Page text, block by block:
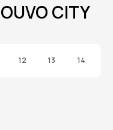
CITY
12 13 14